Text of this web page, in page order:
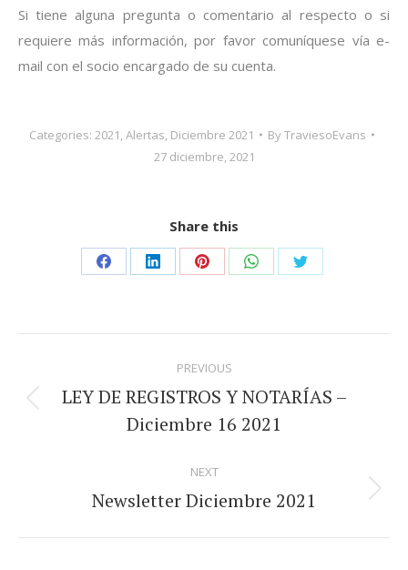
Si tiene alguna pregunta o comentario al respecto o si
requiere más información, por favor comuníquese vía e-
mail con el socio encargado de su cuenta.
Categories: 2021,Alertas, Diciembre 2021 ByTraviesoEvans
27 diciembre, 2021
Share this
Share
Facebook
Share
LinkedIn
Share
Pinterest
Share
WhatsApp
Share
Twitter
navigation
PREVIOUS
post:
LEY DE REGISTROS Y NOTARÍAS –
Diciembre 16 2021
NEXT
Next
Newsletter Diciembre 2021